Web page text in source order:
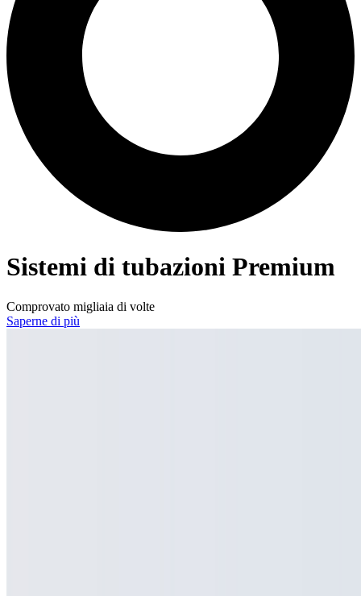
Sistemi di tubazioni Premium
Comprovato migliaia di volte
Saperne di più